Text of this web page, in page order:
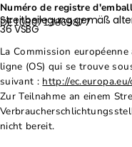
Numéro de registre
DE1080713869877
Streitbeilegung gemäß
36 VSBG
La Commission
ligne (OS) qui se trouve
suivant : http://
Zur Teilnahme an einem
nicht bereit.